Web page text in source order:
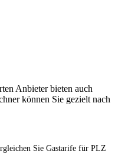
Anbieter bieten auch
können Sie gezielt nach
Sie Gastarife für PLZ